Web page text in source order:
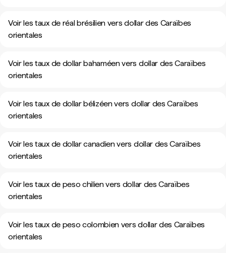
Voir les taux de réal brésilien vers dollar des Caraïbes
orientales
Voir les taux de dollar bahaméen vers dollar des Caraïbes
orientales
Voir les taux de dollar bélizéen vers dollar des Caraïbes
orientales
Voir les taux de dollar canadien vers dollar des Caraïbes
orientales
Voir les taux de peso chilien vers dollar des Caraïbes
orientales
Voir les taux de peso colombien vers dollar des Caraïbes
orientales